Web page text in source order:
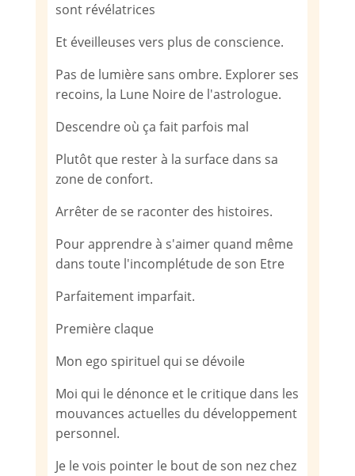
sont révélatrices
Et éveilleuses vers plus de conscience.
Pas de lumière sans ombre. Explorer ses
recoins, la Lune Noire de l'astrologue.
Descendre où ça fait parfois mal
Plutôt que rester à la surface dans sa
zone de confort.
Arrêter de se raconter des histoires.
Pour apprendre à s'aimer quand même
dans toute l'incomplétude de son Etre
Parfaitement imparfait.
Première claque
Mon ego spirituel qui se dévoile
Moi qui le dénonce et le critique dans les
mouvances actuelles du développement
personnel.
Je le vois pointer le bout de son nez chez